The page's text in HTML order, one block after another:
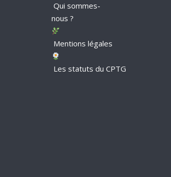
Qui sommes-
nous ?
Mentions légales
Les statuts du CPTG